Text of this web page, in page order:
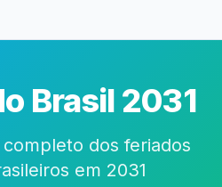
Brasil 2031
dos feriados
em 2031